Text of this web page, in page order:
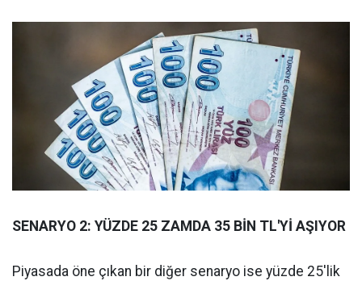
SENARYO 2: YÜZDE 25 ZAMDA 35 BİN TL'Yİ AŞIYOR
Piyasada öne çıkan bir diğer senaryo ise yüzde 25'lik